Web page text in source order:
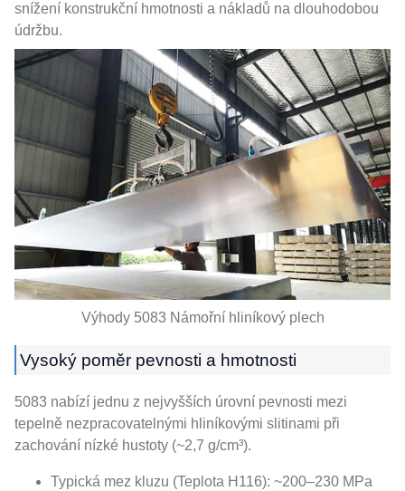
snížení konstrukční hmotnosti a nákladů na dlouhodobou
údržbu.
Výhody 5083 Námořní hliníkový plech
Vysoký poměr pevnosti a hmotnosti
5083 nabízí jednu z nejvyšších úrovní pevnosti mezi
tepelně nezpracovatelnými hliníkovými slitinami při
zachování nízké hustoty (~2,7 g/cm³).
Typická mez kluzu (Teplota H116): ~200–230 MPa